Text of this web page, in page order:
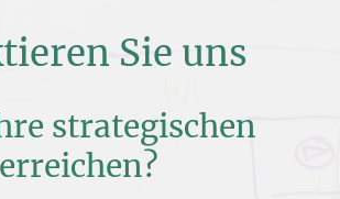
Sie uns
strategischen